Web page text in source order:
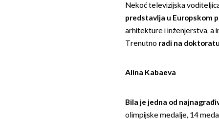
Nekoć televizijska
predstavlja u Europskom
arhitekture i inženjerstva, a
Trenutno radi na
Alina Kabaeva
Bila je jedna od
olimpijske medalje, 14